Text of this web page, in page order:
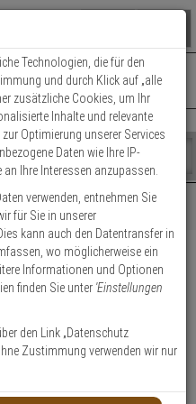
WARENKORB
ist momentan leer.
()
Fertig
- 16:30 | Fr.: 8:00 - 14:00 Uhr
nutzen
IP-
T/N IP66
Technologien, die für den
und durch Klick auf „alle
zusätzliche Cookies, um Ihr
Inhalte und relevante
Optimierung unserer Services
Daten wie Ihre IP-
Ihre Interessen anzupassen.
verwenden, entnehmen Sie
für Sie in unserer
kann auch den Datentransfer in
wo möglicherweise ein
Informationen und Optionen
finden Sie unter 'Einstellungen
den Link „Datenschutz
Zustimmung verwenden wir nur